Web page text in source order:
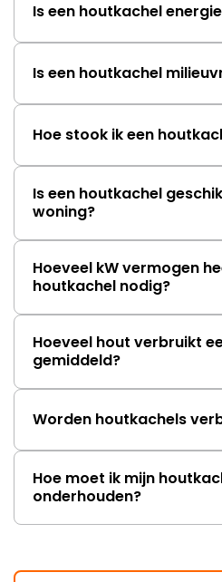
Is een houtkachel
Is een houtkachel
Hoe stook ik een
Is een houtkachel
woning?
Hoeveel kW vermogen
houtkachel nodig?
Hoeveel hout verbruikt
gemiddeld?
Worden houtkachels
Hoe moet ik mijn
onderhouden?